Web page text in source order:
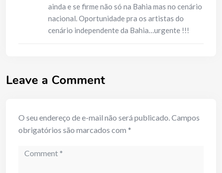
ainda e se firme não só na Bahia mas no cenário
nacional. Oportunidade pra os artistas do
cenário independente da Bahia…urgente !!!
Leave a Comment
O seu endereço de e-mail não será publicado.Campos
obrigatórios são marcados com *
Comment